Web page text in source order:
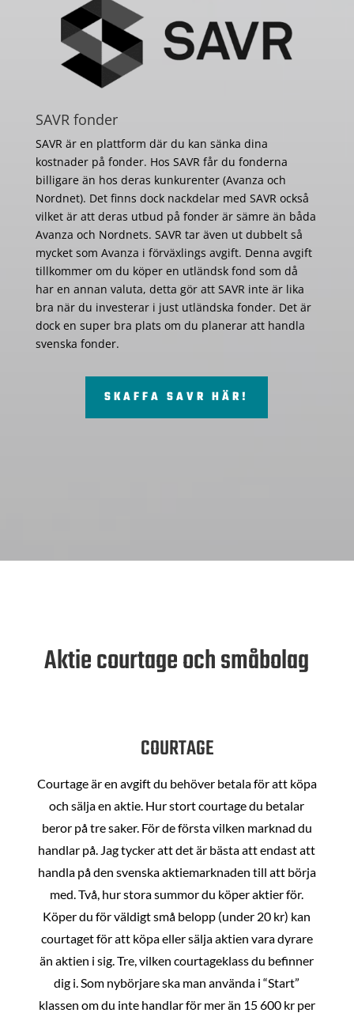
SAVR fonder
SAVR är en plattform där du kan sänka dina
kostnader på fonder. Hos SAVR får du fonderna
billigare än hos deras kunkurenter (Avanza och
Nordnet). Det finns dock nackdelar med SAVR också
vilket är att deras utbud på fonder är sämre än båda
Avanza och Nordnets. SAVR tar även ut dubbelt så
mycket som Avanza i förväxlings avgift. Denna avgift
tillkommer om du köper en utländsk fond som då
har en annan valuta, detta gör att SAVR inte är lika
bra när du investerar i just utländska fonder. Det är
dock en super bra plats om du planerar att handla
svenska fonder.
SKAFFA SAVR HÄR!
Aktie courtage och småbolag
COURTAGE
Courtage är en avgift du behöver betala för att köpa
och sälja en aktie. Hur stort courtage du betalar
beror på tre saker. För de första vilken marknad du
handlar på. Jag tycker att det är bästa att endast att
handla på den svenska aktiemarknaden till att börja
med. Två, hur stora summor du köper aktier för.
Köper du för väldigt små belopp (under 20 kr) kan
courtaget för att köpa eller sälja aktien vara dyrare
än aktien i sig. Tre, vilken courtageklass du befinner
dig i. Som nybörjare ska man använda i “Start”
klassen om du inte handlar för mer än 15 600 kr per